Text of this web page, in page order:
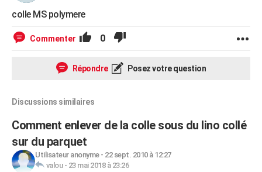
colle MS polymere
Commenter 0
Répondre Posez votre question
Discussions similaires
Comment enlever de la colle sous du lino collé
sur du parquet
Utilisateur anonyme- 22 sept. 2010 à 12:27
valou- 23 mai 2018 à 23:26